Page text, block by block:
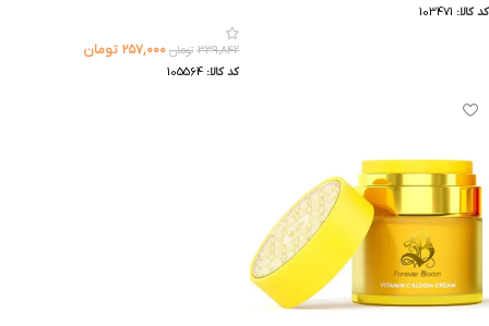
کد کالا: 103471
۳۳۹,۸۴۲ تومان ۲۵۷,۰۰۰ تومان
کد کالا: 105564